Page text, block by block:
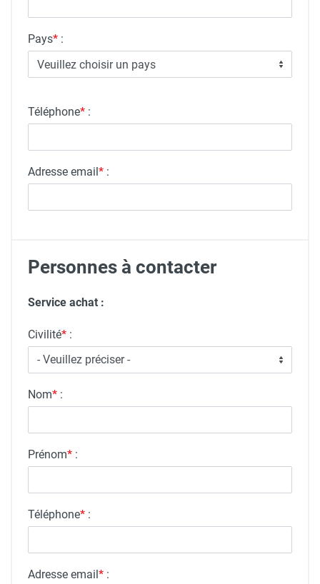
Pays* :
Veuillez choisir un pays
Téléphone* :
Adresse email* :
Personnes à contacter
Service achat :
Civilité* :
Nom* :
Prénom* :
Téléphone* :
Adresse email* :